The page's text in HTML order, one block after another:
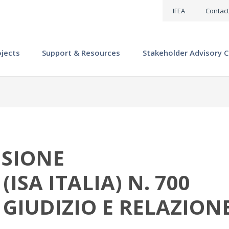
IFEA Contact
Support & Resources Stakeholder Advisory
ITALIA) N. 700
E